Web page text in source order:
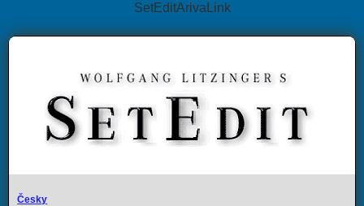
SetEditArivaLink
Česky